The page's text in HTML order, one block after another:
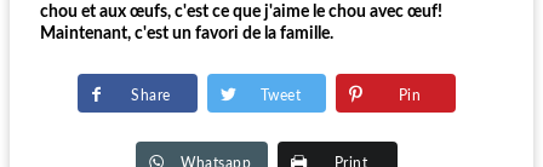
chou et aux œufs, c'est ce que j'aime le chou avec œuf!
Maintenant, c'est un favori de la famille.
Share Tweet Pin
Whatsapp Print